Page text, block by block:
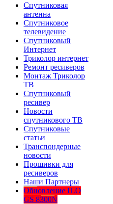
Спутниковая
антенна
Спутниковое
телевидение
Спутниковый
Интернет
Триколор интернет
Ремонт ресиверов
Монтаж Триколор
ТВ
Спутниковый
ресивер
Новости
спутникового ТВ
Спутниковые
статьи
Транспондерные
новости
Прошивки для
ресиверов
Наши Партнеры
Обновление П.О
GS 8300N